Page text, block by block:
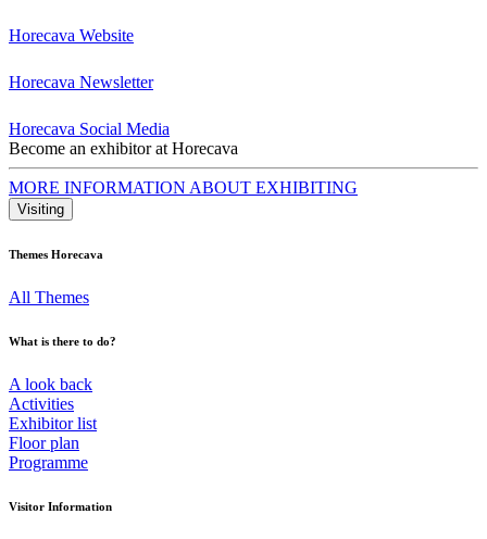
Horecava Website
Horecava Newsletter
Horecava Social Media
Become an exhibitor at Horecava
MORE INFORMATION ABOUT EXHIBITING
Visiting
Themes Horecava
All Themes
What is there to do?
A look back
Activities
Exhibitor list
Floor plan
Programme
Visitor Information